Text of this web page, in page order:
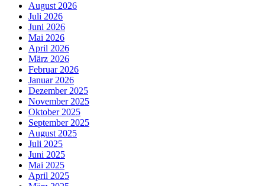
August 2026
Juli 2026
Juni 2026
Mai 2026
April 2026
März 2026
Februar 2026
Januar 2026
Dezember 2025
November 2025
Oktober 2025
September 2025
August 2025
Juli 2025
Juni 2025
Mai 2025
April 2025